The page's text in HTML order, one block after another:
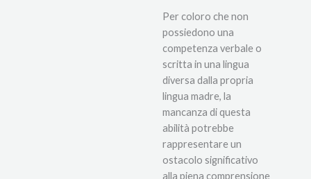
Per coloro che non
possiedono una
competenza verbale o
scritta in una lingua
diversa dalla propria
lingua madre, la
mancanza di questa
abilità potrebbe
rappresentare un
ostacolo significativo
alla piena comprensione